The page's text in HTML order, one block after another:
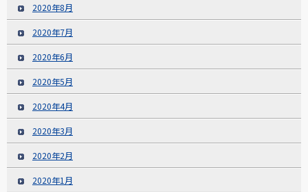
2020年8月
2020年7月
2020年6月
2020年5月
2020年4月
2020年3月
2020年2月
2020年1月